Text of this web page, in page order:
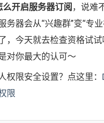
开启服务器订阅 ，说难
务器会从“兴趣群”变“专
，今天就去检查资格试
对你最大的认可～
权限安全设置？点这里：
限